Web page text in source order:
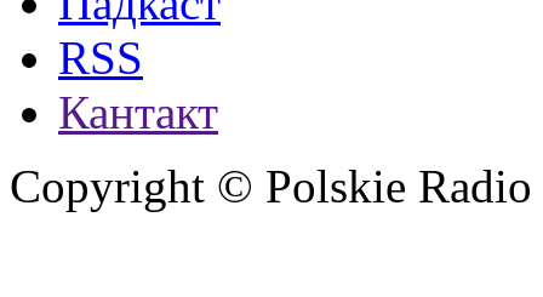
RSS
Кантакт
Copyright © Polskie